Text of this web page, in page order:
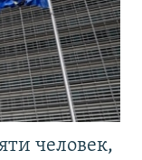
человек,